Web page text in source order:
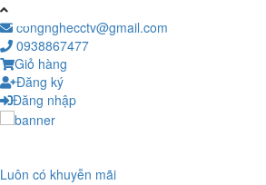
congnghecctv@gmail.com
0938867477
Giỏ hàng
Đăng ký
Đăng nhập
Luôn có khuyễn mãi